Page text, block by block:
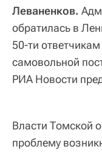
Леваненков.
обратилась в
50-ти
самовольной
РИА Новости
Власти Томской
проблему